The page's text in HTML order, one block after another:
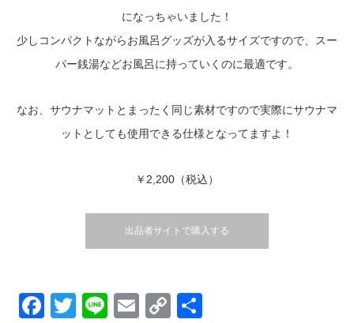
になっちゃいました！
少しコンパクトながらお風呂グッズが入るサイズですので、スー
パー銭湯などお風呂に持っていくのに最適です。
なお、サウナマットとまったく同じ素材ですので実際にサウナマ
ットとしても使用できる仕様となってますよ！
￥2,200（税込）
出品者サイトで購入する
Facebook
Twitter
LineEmail
Copy